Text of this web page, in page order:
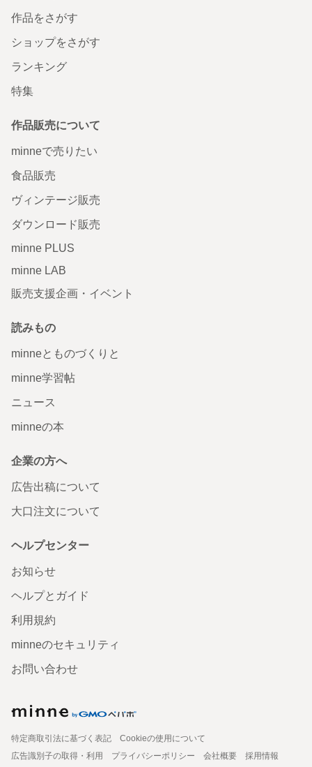
作品をさがす
ショップをさがす
ランキング
特集
作品販売について
minneで売りたい
食品販売
ヴィンテージ販売
ダウンロード販売
minne PLUS
minne LAB
販売支援企画・イベント
読みもの
minneとものづくりと
minne学習帖
ニュース
minneの本
企業の方へ
広告出稿について
大口注文について
ヘルプセンター
お知らせ
ヘルプとガイド
利用規約
minneのセキュリティ
お問い合わせ
特定商取引法に基づく表記
Cookieの使用について
広告識別子の取得・利用
プライバシーポリシー 会社概要
採用情報